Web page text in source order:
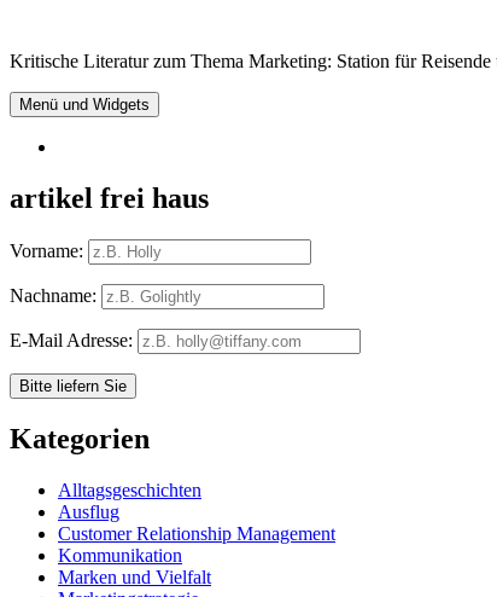
Inhalt
Kritische Literatur zum Thema Marketing: Station für Reisende
Menü und Widgets
artikel frei haus
Vorname:
Nachname:
E-Mail Adresse:
Kategorien
Alltagsgeschichten
Ausflug
Customer Relationship Management
Kommunikation
Marken und Vielfalt